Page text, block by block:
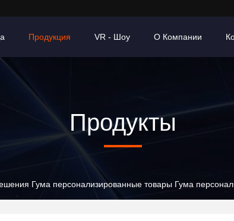
Продукция VR - Шоу О Компании
Продукты
Гума персонализированные товары Гума